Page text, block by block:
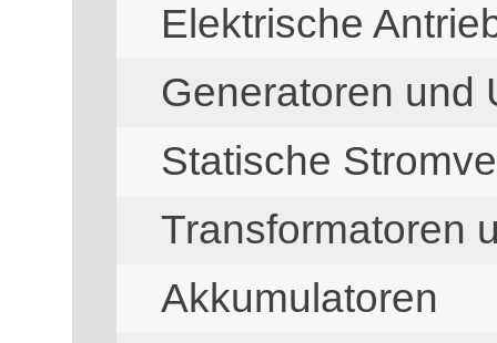
Elektrische
Generatoren und
Statische
Transformatoren
Akkumulatoren